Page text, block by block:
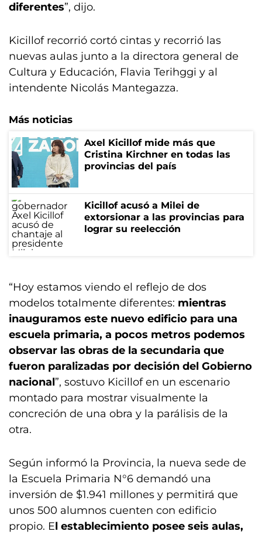
diferentes”, dijo.
Kicillof recorrió cortó cintas y recorrió las
nuevas aulas junto a la directora general de
Cultura y Educación, Flavia Terihggi y al
intendente Nicolás Mantegazza.
Más noticias
Axel Kicillof mide más que
Cristina Kirchner en todas las
provincias del país
Kicillof acusó a Milei de
extorsionar a las provincias para
lograr su reelección
“Hoy estamos viendo el reflejo de dos
modelos totalmente diferentes: mientras
inauguramos este nuevo edificio para una
escuela primaria, a pocos metros podemos
observar las obras de la secundaria que
fueron paralizadas por decisión del Gobierno
nacional”, sostuvo Kicillof en un escenario
montado para mostrar visualmente la
concreción de una obra y la parálisis de la
otra.
Según informó la Provincia, la nueva sede de
la Escuela Primaria N°6 demandó una
inversión de $1.941 millones y permitirá que
unos 500 alumnos cuenten con edificio
propio. El establecimiento posee seis aulas,